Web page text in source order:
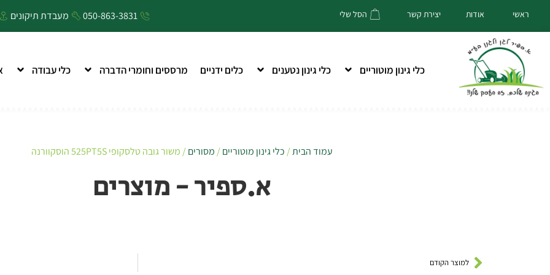
ראשי אודות יצירת קשר הסל שלי 050-863-3831 מעבדת תיקונים
כלי גינון מוטוריים כלי גינון נטענים כלים ידניים מרססים וחומרי הדברה כלי עבודה
עמוד הבית/כלי גינון מוטוריים/מסורים/ משור גובה טלסקופי 525PT5S הוסקוורנה
א.ספיר - מוצרים
למוצר הקודם